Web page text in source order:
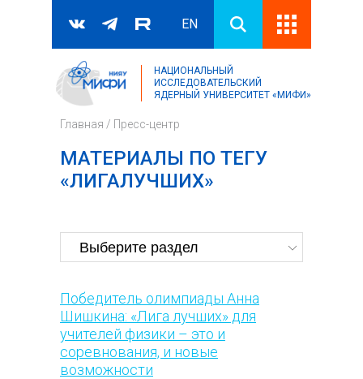
Форма поиска
Поиск
EN
НАЦИОНАЛЬНЫЙ
ИССЛЕДОВАТЕЛЬСКИЙ
ЯДЕРНЫЙ УНИВЕРСИТЕТ «МИФИ»
Главная / Пресс-центр
МАТЕРИАЛЫ ПО ТЕГУ
«ЛИГАЛУЧШИХ»
Победитель олимпиады Анна
Шишкина: «Лига лучших» для
учителей физики – это и
соревнования, и новые
возможности